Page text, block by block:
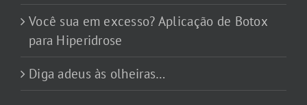
Você sua em excesso? Aplicação de Botox
para Hiperidrose
Diga adeus às olheiras…